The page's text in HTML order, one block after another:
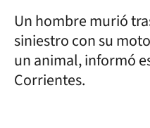
Un hombre murió
siniestro con su
un animal, informó
Corrientes.